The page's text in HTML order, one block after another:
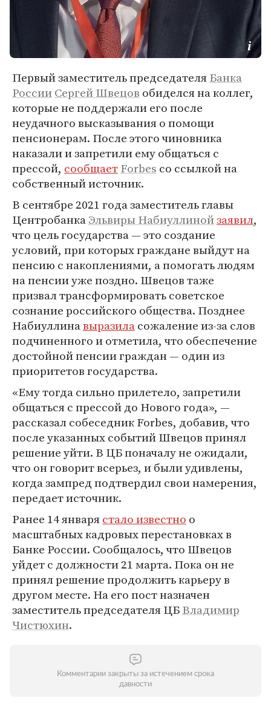
Первый заместитель председателяБанка
РоссииСергей Швецов обиделся на коллег,
которые не поддержали его после
неудачного высказывания о помощи
пенсионерам. После этого чиновника
наказали и запретили ему общаться с
прессой, сообщаетForbes со ссылкой на
собственный источник.
В сентябре 2021 года заместитель главы
ЦентробанкаЭльвиры Набиуллинойзаявил,
что цель государства — это создание
условий, при которых граждане выйдут на
пенсию с накоплениями, а помогать людям
на пенсии уже поздно. Швецов таже
призвал трансформировать советское
сознание российского общества. Позднее
Набиуллинавыразиласожаление из-за слов
подчиненного и отметила, что обеспечение
достойной пенсии граждан — один из
приоритетов государства.
«Ему тогда сильно прилетело, запретили
общаться с прессой до Нового года», —
рассказал собеседник Forbes, добавив, что
после указанных событий Швецов принял
решение уйти. В ЦБ поначалу не ожидали,
что он говорит всерьез, и были удивлены,
когда зампред подтвердил свои намерения,
передает источник.
Ранее 14 январястало известно о
масштабных кадровых перестановках в
Банке России. Сообщалось, что Швецов
уйдет с должности 21 марта. Пока он не
принял решение продолжить карьеру в
другом месте. На его пост назначен
заместитель председателя ЦБВладимир
Чистюхин.
Комментарии закрыты за истечением срока
давности